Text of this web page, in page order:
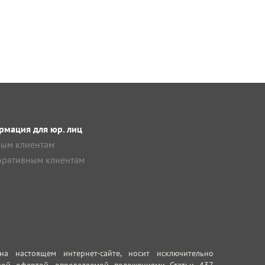
для юр. лиц
клиентам
клиентам
интернет-сайте, носит исключительно